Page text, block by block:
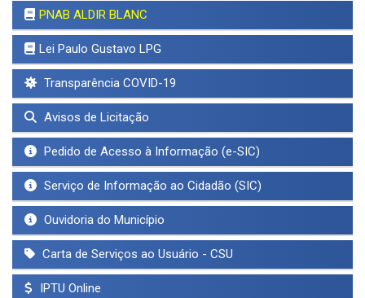
PNAB ALDIR BLANC
Lei Paulo Gustavo LPG
Transparência COVID-19
Avisos de Licitação
Pedido de Acesso à Informação (e-SIC)
Serviço de Informação ao Cidadão (SIC)
Ouvidoria do Município
Carta de Serviços ao Usuário - CSU
IPTU Online